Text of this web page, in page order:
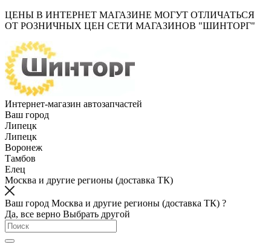
ЦЕНЫ В ИНТЕРНЕТ МАГАЗИНЕ МОГУТ ОТЛИЧАТЬСЯ
ОТ РОЗНИЧНЫХ ЦЕН СЕТИ МАГАЗИНОВ "ШИНТОРГ"
Интернет-магазин автозапчастей
Ваш город
Липецк
Липецк
Воронеж
Тамбов
Елец
Москва и другие регионы (доставка ТК)
Ваш город Москва и другие регионы (доставка ТК) ?
Да, все верно Выбрать другой